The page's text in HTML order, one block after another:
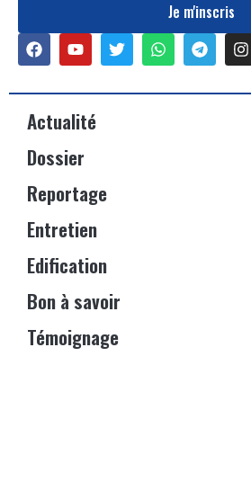
Je m'inscris
Actualité
Dossier
Reportage
Entretien
Edification
Bon à savoir
Témoignage